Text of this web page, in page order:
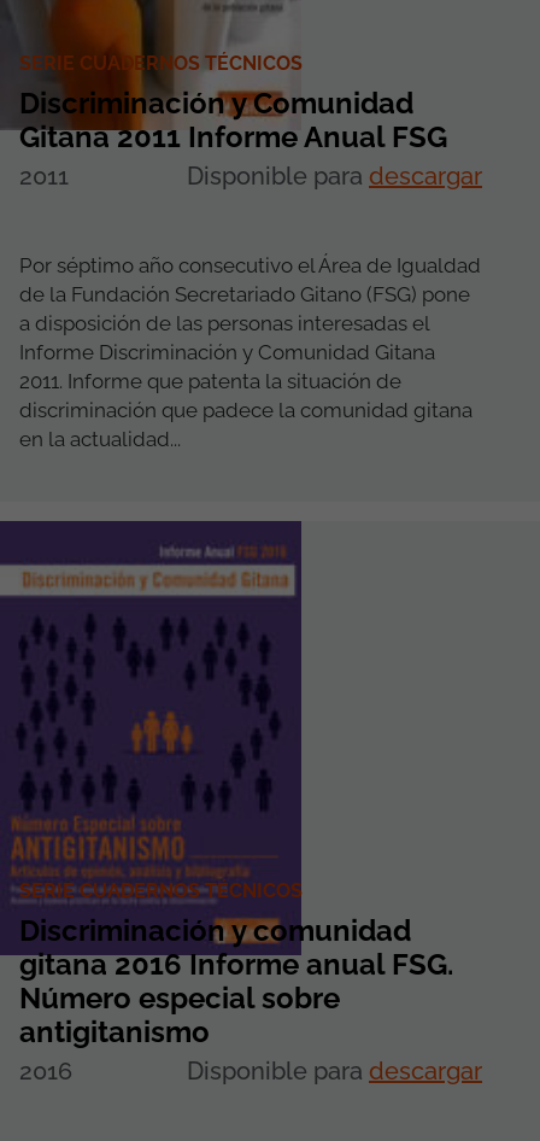
SERIE CUADERNOS TÉCNICOS
Discriminación y Comunidad
Gitana 2011 Informe Anual FSG
2011 Disponible para descargar
Por séptimo año consecutivo el Área de Igualdad
de la Fundación Secretariado Gitano (FSG) pone
a disposición de las personas interesadas el
Informe Discriminación y Comunidad Gitana
2011. Informe que patenta la situación de
discriminación que padece la comunidad gitana
en la actualidad...
SERIE CUADERNOS TÉCNICOS
Discriminación y comunidad
gitana 2016 Informe anual FSG.
Número especial sobre
antigitanismo
2016 Disponible para descargar